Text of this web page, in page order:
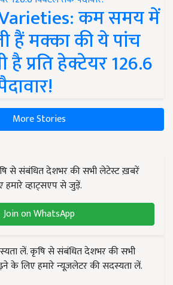
कम समय में
हैं मक्का की ये पांच
है प्रति हेक्टेयर 126.6
More Stories
से संबंधित देशभर की सभी लेटेस्ट ख़बरें
व्हाट्सएप से जुड़ें.
Join on WhatsApp
लें. कृषि से संबंधित देशभर की सभी
के लिए हमारे न्यूज़लेटर की सदस्यता लें.